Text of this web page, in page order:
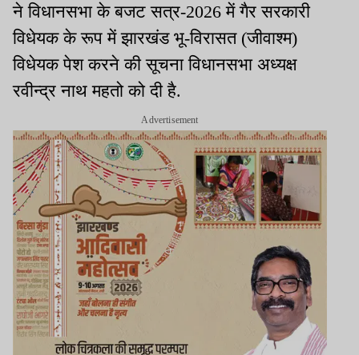
ने विधानसभा के बजट सत्र-2026 में गैर सरकारी
विधेयक के रूप में झारखंड भू-विरासत (जीवाश्म)
विधेयक पेश करने की सूचना विधानसभा अध्यक्ष
रवीन्द्र नाथ महतो को दी है.
Advertisement